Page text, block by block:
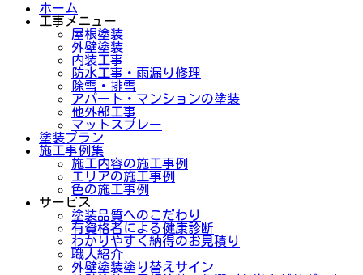
ホーム
工事メニュー
屋根塗装
外壁塗装
内装工事
防水工事・雨漏り修理
除雪・排雪
アパート・マンションの塗装
他外部工事
マットスプレー
塗装プラン
施工事例集
施工内容の施工事例
エリアの施工事例
色の施工事例
サービス
塗装品質へのこだわり
有資格者による健康診断
わかりやすく納得のお見積り
職人紹介
外壁塗装塗り替えサイン